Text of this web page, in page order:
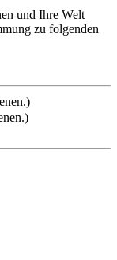
und Ihre Welt
zu folgenden